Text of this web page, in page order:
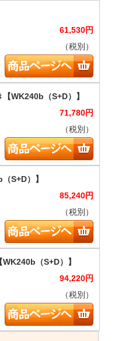
61,530円
（税別）
71,780円
（税別）
85,240円
（税別）
94,220円
（税別）